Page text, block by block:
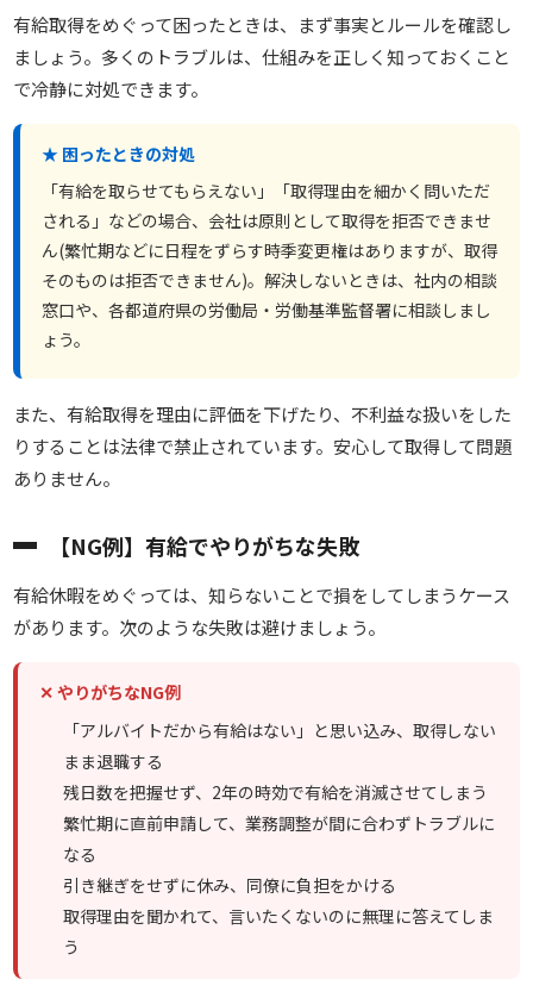
有給取得をめぐって困ったときは、まず事実とルールを確認し
ましょう。多くのトラブルは、仕組みを正しく知っておくこと
で冷静に対処できます。
★ 困ったときの対処
「有給を取らせてもらえない」「取得理由を細かく問いただ
される」などの場合、会社は原則として取得を拒否できませ
ん(繁忙期などに日程をずらす時季変更権はありますが、取得
そのものは拒否できません)。解決しないときは、社内の相談
窓口や、各都道府県の労働局・労働基準監督署に相談しまし
ょう。
また、有給取得を理由に評価を下げたり、不利益な扱いをした
りすることは法律で禁止されています。安心して取得して問題
ありません。
【NG例】有給でやりがちな失敗
有給休暇をめぐっては、知らないことで損をしてしまうケース
があります。次のような失敗は避けましょう。
✕ やりがちなNG例
「アルバイトだから有給はない」と思い込み、取得しない
まま退職する
残日数を把握せず、2年の時効で有給を消滅させてしまう
繁忙期に直前申請して、業務調整が間に合わずトラブルに
なる
引き継ぎをせずに休み、同僚に負担をかける
取得理由を聞かれて、言いたくないのに無理に答えてしま
う